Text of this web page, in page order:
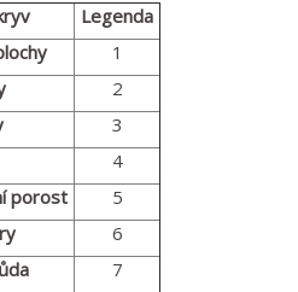
Legenda
1
2
3
4
porost
5
6
7